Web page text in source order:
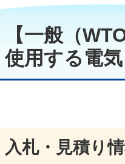
【一般（
使用する電気
入札・見積り